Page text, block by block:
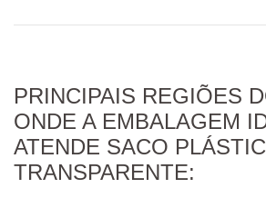
PRINCIPAIS REGIÕES
ONDE A EMBALAGEM
ATENDE SACO
TRANSPARENTE: